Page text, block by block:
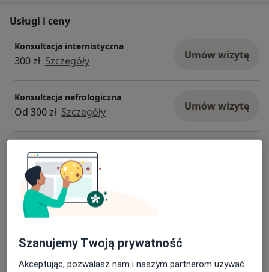
Usługi i ceny
Konsultacja internistyczna
300 zł Szczegóły Umów wizytę
Konsultacja nefrologiczna
Od 300 zł Szczegóły Umów wizytę
Szczegóły
Badania profilaktyczne
Szczegóły
Badania przedoperacyjne
Szanujemy Twoją prywatność
Akceptując, pozwalasz nam i naszym partnerom używać